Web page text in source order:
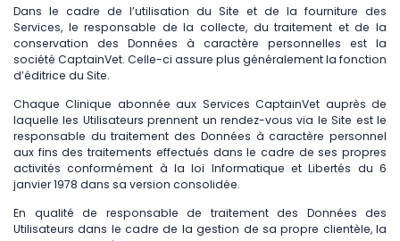
Dans le cadre de l’utilisation du Site et de la fourniture des
Services, le responsable de la collecte, du traitement et de la
conservation des Données à caractère personnelles est la
société CaptainVet. Celle-ci assure plus généralement la fonction
d’éditrice du Site.
Chaque Clinique abonnée aux Services CaptainVet auprès de
laquelle les Utilisateurs prennent un rendez-vous via le Site est le
responsable du traitement des Données à caractère personnel
aux fins des traitements effectués dans le cadre de ses propres
activités conformément à la loi Informatique et Libertés du 6
janvier 1978 dans sa version consolidée.
En qualité de responsable de traitement des Données des
Utilisateurs dans le cadre de la gestion de sa propre clientèle, la